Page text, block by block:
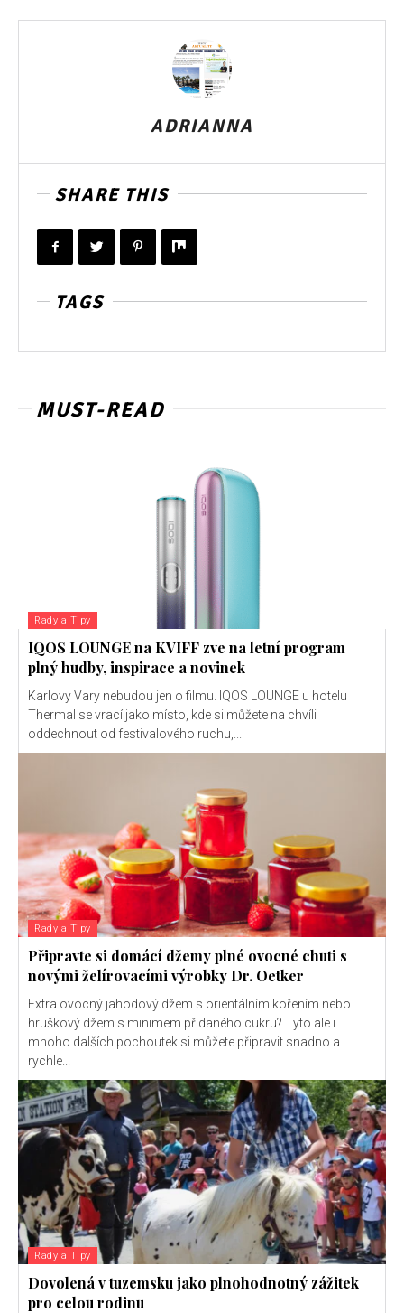
ADRIANNA
SHARE THIS
TAGS
MUST-READ
Rady a Tipy
IQOS LOUNGE na KVIFF zve na letní program
plný hudby, inspirace a novinek
Karlovy Vary nebudou jen o filmu. IQOS LOUNGE u hotelu
Thermal se vrací jako místo, kde si můžete na chvíli
oddechnout od festivalového ruchu,...
Rady a Tipy
Připravte si domácí džemy plné ovocné chuti s
novými želírovacími výrobky Dr. Oetker
Extra ovocný jahodový džem s orientálním kořením nebo
hruškový džem s minimem přidaného cukru? Tyto ale i
mnoho dalších pochoutek si můžete připravit snadno a
rychle...
Rady a Tipy
Dovolená v tuzemsku jako plnohodnotný zážitek
pro celou rodinu